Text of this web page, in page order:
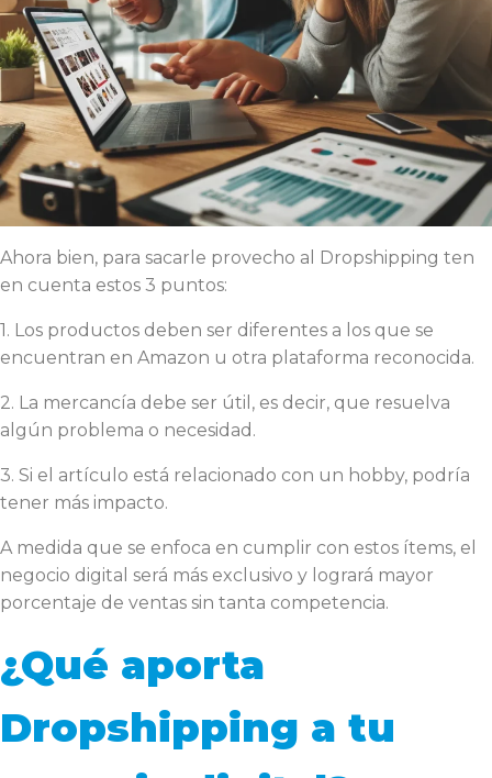
Ahora bien, para sacarle provecho al Dropshipping ten
en cuenta estos 3 puntos:
1. Los productos deben ser diferentes a los que se
encuentran en Amazon u otra plataforma reconocida.
2. La mercancía debe ser útil, es decir, que resuelva
algún problema o necesidad.
3. Si el artículo está relacionado con un hobby, podría
tener más impacto.
A medida que se enfoca en cumplir con estos ítems, el
negocio digital será más exclusivo y logrará mayor
porcentaje de ventas sin tanta competencia.
¿Qué aporta
Dropshipping a tu